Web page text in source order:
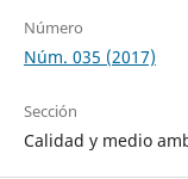
Número
Núm. 035 (2017)
Sección
Calidad y medio